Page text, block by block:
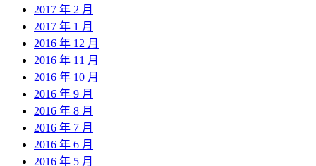
2017 年 2 月
2017 年 1 月
2016 年 12 月
2016 年 11 月
2016 年 10 月
2016 年 9 月
2016 年 8 月
2016 年 7 月
2016 年 6 月
2016 年 5 月